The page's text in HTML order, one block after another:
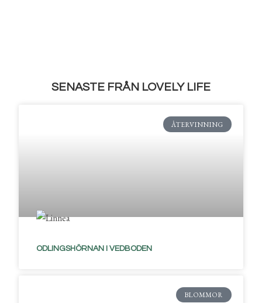
SENASTE FRÅN LOVELY LIFE
ÅTERVINNING
ODLINGSHÖRNAN I VEDBODEN
BLOMMOR